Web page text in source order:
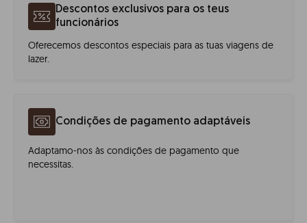
Descontos exclusivos para os teus
funcionários
Oferecemos descontos especiais para as tuas viagens de
lazer.
Condições de pagamento adaptáveis
Adaptamo-nos às condições de pagamento que
necessitas.